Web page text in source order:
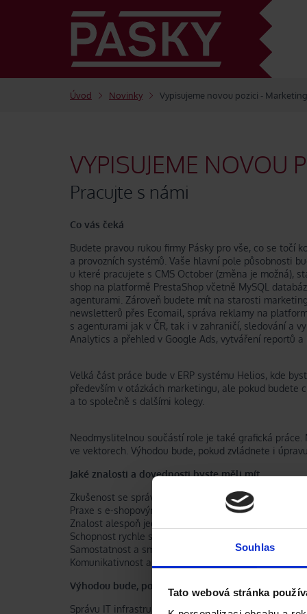
Souhlas
Tato webová stránka
Úvod Novinky Vypisujeme novou pozici -
VYPISUJEME NOVOU
Pracujte s námi
Co vás čeká
Budete pravou rukou firmy Pásky pro vše, co se točí
a provozních systémů. Vaše hlavní pole působnosti
u které pracujete s CMS October (změna je možná),
shop na platformě PrestaShop včetně MySQL
agenturami. Zároveň budete mít na starosti
newsletterů přes Ecomail, správa reklamy na
s agenturami jak v ČR, tak i v zahraničí, sledování a
Analytics a přehled v Google Ads, vytváření reportů a
Velká část práce bude v ERP systému Helios, kde
především v otázkách marketingu, ale pokud budete
a to společně s dalšími kolegy.
Neodmyslitelnou součástí role je také grafická
ve vektorech. Výhodou bude, pokud zvládnete i
Jaké znalosti a dovednosti byste měli mít
Zkušenost se správou webu přes libovolné CMS a
Praxe s e-shopovým prostředím (PrestaShop nebo
Znalost alespoň jednoho vektorového grafického
Schopnost rychle se naučit nový software (Helios,
Samostatnost a smysl pro detail
Komunikativnost a schopnost definovat úkoly našim
Výhodou bude, pokud budete umět
Správu IT infrastruktury jako PC, tiskárny, Wi-Fi,